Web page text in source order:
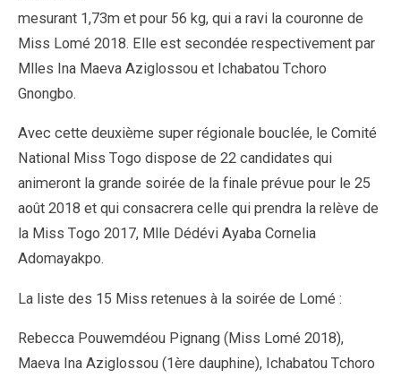
mesurant 1,73m et pour 56 kg, qui a ravi la couronne de
Miss Lomé 2018. Elle est secondée respectivement par
Mlles Ina Maeva Aziglossou et Ichabatou Tchoro
Gnongbo.
Avec cette deuxième super régionale bouclée, le Comité
National Miss Togo dispose de 22 candidates qui
animeront la grande soirée de la finale prévue pour le 25
août 2018 et qui consacrera celle qui prendra la relève de
la Miss Togo 2017, Mlle Dédévi Ayaba Cornelia
Adomayakpo.
La liste des 15 Miss retenues à la soirée de Lomé :
Rebecca Pouwemdéou Pignang (Miss Lomé 2018),
Maeva Ina Aziglossou (1ère dauphine), Ichabatou Tchoro